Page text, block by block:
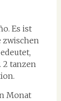
Es ist
zwischen
2 tanzen
Monat